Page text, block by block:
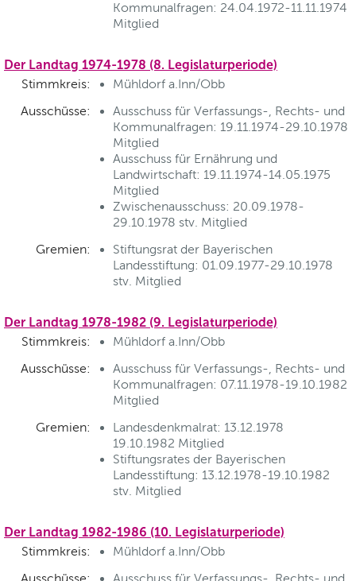
Kommunalfragen: 24.04.1972-11.11.1974
Mitglied
Der Landtag 1974-1978 (8. Legislaturperiode)
Stimmkreis:
Mühldorf a.Inn/Obb
Ausschüsse:
Ausschuss für Verfassungs-, Rechts- und
Kommunalfragen: 19.11.1974-29.10.1978
Mitglied
Ausschuss für Ernährung und
Landwirtschaft: 19.11.1974-14.05.1975
Mitglied
Zwischenausschuss: 20.09.1978-
29.10.1978 stv. Mitglied
Gremien:
Stiftungsrat der Bayerischen
Landesstiftung: 01.09.1977-29.10.1978
stv. Mitglied
Der Landtag 1978-1982 (9. Legislaturperiode)
Stimmkreis:
Mühldorf a.Inn/Obb
Ausschüsse:
Ausschuss für Verfassungs-, Rechts- und
Kommunalfragen: 07.11.1978-19.10.1982
Mitglied
Gremien:
Landesdenkmalrat: 13.12.1978
19.10.1982 Mitglied
Stiftungsrates der Bayerischen
Landesstiftung: 13.12.1978-19.10.1982
stv. Mitglied
Der Landtag 1982-1986 (10. Legislaturperiode)
Stimmkreis:
Mühldorf a.Inn/Obb
Ausschüsse:
Ausschuss für Verfassungs-, Rechts- und